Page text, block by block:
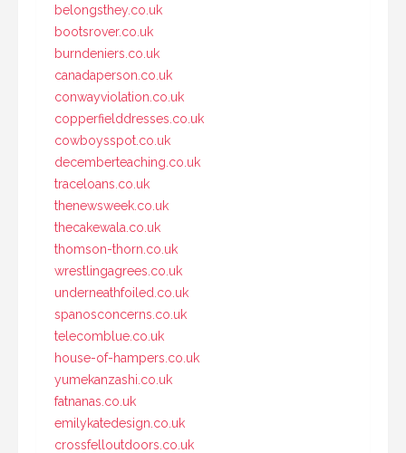
belongsthey.co.uk
bootsrover.co.uk
burndeniers.co.uk
canadaperson.co.uk
conwayviolation.co.uk
copperfielddresses.co.uk
cowboysspot.co.uk
decemberteaching.co.uk
traceloans.co.uk
thenewsweek.co.uk
thecakewala.co.uk
thomson-thorn.co.uk
wrestlingagrees.co.uk
underneathfoiled.co.uk
spanosconcerns.co.uk
telecomblue.co.uk
house-of-hampers.co.uk
yumekanzashi.co.uk
fatnanas.co.uk
emilykatedesign.co.uk
crossfelloutdoors.co.uk